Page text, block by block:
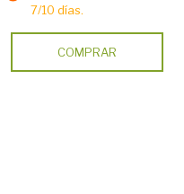
7/10 días.
COMPRAR